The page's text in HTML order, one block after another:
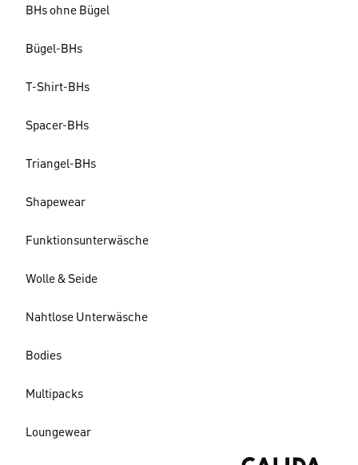
BHs ohne Bügel
Bügel-BHs
T-Shirt-BHs
Spacer-BHs
Triangel-BHs
Shapewear
Funktionsunterwäsche
Wolle & Seide
Nahtlose Unterwäsche
Bodies
Multipacks
Loungewear